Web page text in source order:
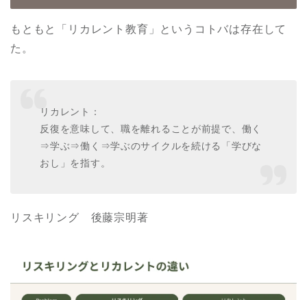
もともと「リカレント教育」というコトバは存在して
た。
リカレント：
反復を意味して、職を離れることが前提で、働く
⇒学ぶ⇒働く⇒学ぶのサイクルを続ける「学びな
おし」を指す。
リスキリング 後藤宗明著